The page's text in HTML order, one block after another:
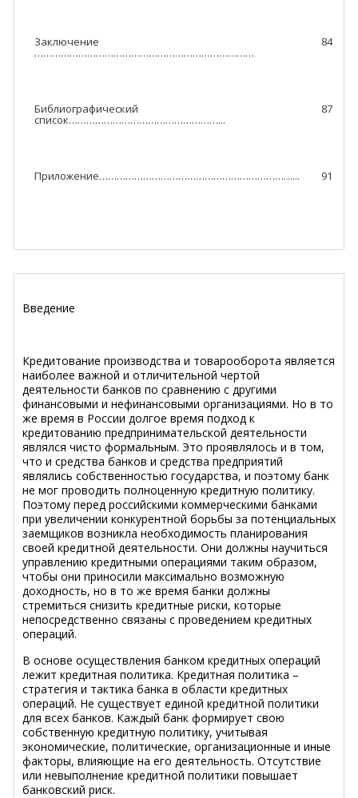
Заключение
…………………………………………………………………
84
Библиографический
список……………………………………………...
87
Приложение…………………………………………………………... 91
Введение
Кредитование производства и товарооборота является
наиболее важной и отличительной чертой
деятельности банков по сравнению с другими
финансовыми и нефинансовыми организациями. Но в то
же время в России долгое время подход к
кредитованию предпринимательской деятельности
являлся чисто формальным. Это проявлялось и в том,
что и средства банков и средства предприятий
являлись собственностью государства, и поэтому банк
не мог проводить полноценную кредитную политику.
Поэтому перед российскими коммерческими банками
при увеличении конкурентной борьбы за потенциальных
заемщиков возникла необходимость планирования
своей кредитной деятельности. Они должны научиться
управлению кредитными операциями таким образом,
чтобы они приносили максимально возможную
доходность, но в то же время банки должны
стремиться снизить кредитные риски, которые
непосредственно связаны с проведением кредитных
операций.
В основе осуществления банком кредитных операций
лежит кредитная политика. Кредитная политика –
стратегия и тактика банка в области кредитных
операций. Не существует единой кредитной политики
для всех банков. Каждый банк формирует свою
собственную кредитную политику, учитывая
экономические, политические, организационные и иные
факторы, влияющие на его деятельность. Отсутствие
или невыполнение кредитной политики повышает
банковский риск.